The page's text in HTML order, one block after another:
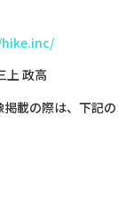
上 政高
載の際は、下記